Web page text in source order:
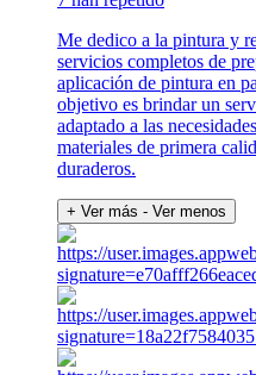
Me dedico a la pintura y
servicios completos de
aplicación de pintura en
objetivo es brindar un
adaptado a las
materiales de primera
duraderos.
+ Ver más - Ver menos